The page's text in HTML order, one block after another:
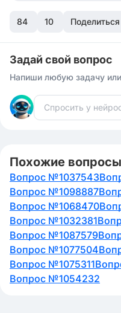
84 10 Поделиться
Задай свой вопрос
Напиши любую задачу
Похожие вопросы
Вопрос №1037543
Вопрос №1098887
Вопрос №1068470
Вопрос №1032381
Вопрос №1087579
Вопрос №1077504
Вопрос №1075311
Вопрос №1054232